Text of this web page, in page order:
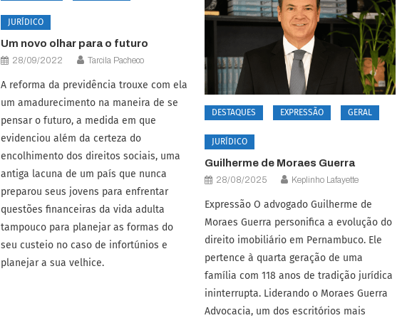
JURÍDICO
Um novo olhar para o futuro
28/09/2022 Tarcila Pacheco
A reforma da previdência trouxe com ela
um amadurecimento na maneira de se
pensar o futuro, a medida em que
evidenciou além da certeza do
encolhimento dos direitos sociais, uma
antiga lacuna de um país que nunca
preparou seus jovens para enfrentar
questões financeiras da vida adulta
tampouco para planejar as formas do
seu custeio no caso de infortúnios e
planejar a sua velhice.
DESTAQUES EXPRESSÃO GERAL
JURÍDICO
Guilherme de Moraes Guerra
28/08/2025 Keplinho Lafayette
Expressão O advogado Guilherme de
Moraes Guerra personifica a evolução do
direito imobiliário em Pernambuco. Ele
pertence à quarta geração de uma
família com 118 anos de tradição jurídica
ininterrupta. Liderando o Moraes Guerra
Advocacia, um dos escritórios mais